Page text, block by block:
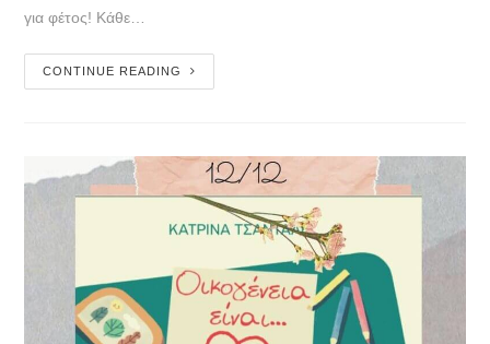
για φέτος! Κάθε…
CONTINUE READING